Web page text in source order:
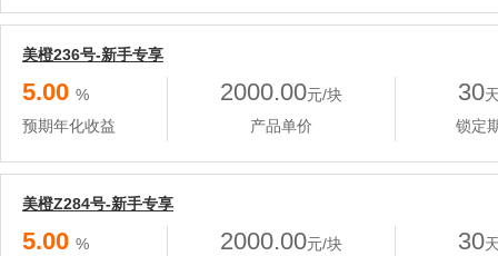
美橙236号-新手专享
5.00 %
预期年化收益
2000.00元/块
产品单价
30
锁定
美橙Z284号-新手专享
5.00 %
2000.00元/块
30